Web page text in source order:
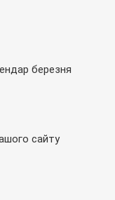
березня
сайту